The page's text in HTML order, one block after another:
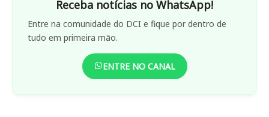
Receba notícias no WhatsApp!
Entre na comunidade do DCI e fique por dentro de
tudo em primeira mão.
ENTRE NO CANAL